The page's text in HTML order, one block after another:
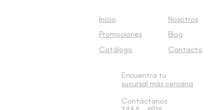
Inicio
Nosotros
Promociones
Blog
Catálogo
Contacto
Encuentra tu
sucursal más cercana
Contáctanos